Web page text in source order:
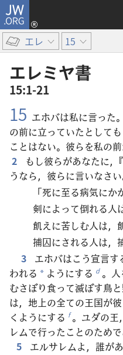
JW.ORG
エレ 15
エレミヤ​書
15:1-21
15 エホバは私に言った
の前に立っていたとしても
ことはない。彼らを私の
2
もし彼らがあなたに，
うなら，彼らに言いなさい
「死に至る病気にか
剣によって倒れる人
飢えに苦しむ人は，
捕囚にされる人は，
3
エホバはこう宣言す
われる * ようにする d 。人
むさぼり食って滅ぼす鳥
は，地上の全ての王国が
くようにする f 。ユダの王
レムで行ったことのため
5
エルサレムよ，誰が